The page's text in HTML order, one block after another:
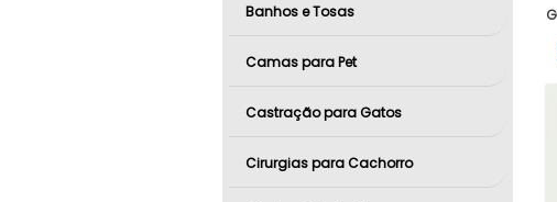
Banhos e Tosas
Camas para Pet
Castração para Gatos
Cirurgias para Cachorro